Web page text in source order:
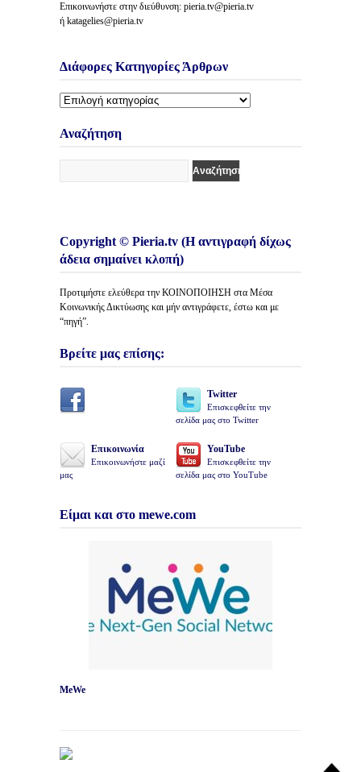
Επικοινωνήστε στην διεύθυνση: pieria.tv@pieria.tv
ή katagelies@pieria.tv
Διάφορες Κατηγορίες Άρθρων
Διάφορες
Άρθρων
Αναζήτηση
Copyright © Pieria.tv (Η αντιγραφή δίχως
άδεια σημαίνει κλοπή)
Προτιμήστε ελεύθερα την ΚΟΙΝΟΠΟΙΗΣΗ στα Μέσα
Κοινωνικής Δικτύωσης και μήν αντιγράφετε, έστω και με
“πηγή”.
Βρείτε μας επίσης:
Twitter
Επισκεφθείτε την
σελίδα μας στο Twitter
Επικοινωνία
Επικοινωνήστε μαζί
μας
YouTube
Επισκεφθείτε την
σελίδα μας στο YouTube
Είμαι και στο mewe.com
MeWe